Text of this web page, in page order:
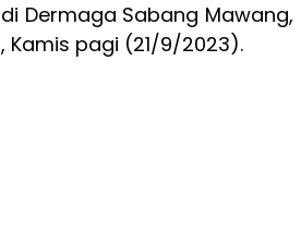
di Dermaga Sabang Mawang,
, Kamis pagi (21/9/2023).